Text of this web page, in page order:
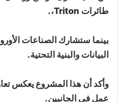
طائرات Triton،.
بينما ستشارك الصناعات
البيانات والبنية التحتية.
وأكد أن هذا المشروع يعكس
عمل في الجانبين.